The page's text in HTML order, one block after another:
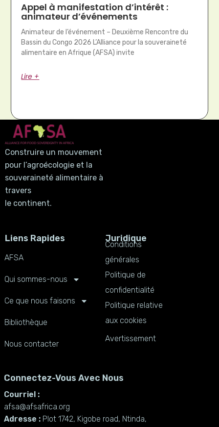
Appel à manifestation d’intérêt :
animateur d’événements
Animateur de l’événement – Deuxième Rencontre du
Bassin du Congo 2026 L’Alliance pour la souveraineté
alimentaire en Afrique (AFSA) invite
Lire +
Construire un mouvement
pour l’agroécologie et la
souveraineté alimentaire à
travers
le continent.
Liens Rapides
AFSA
Qui sommes-nous
Ce que nous faisons
Bibliothèque
Nous contacter
Juridique
Conditions
générales
Politique de
confidentialité
Politique relative
aux cookies
Avertissement
Connectez-Vous Avec Nous
Courriel :
afsa@afsafrica.org
Adresse : Plot 1742, Kigobe road, Ntinda,